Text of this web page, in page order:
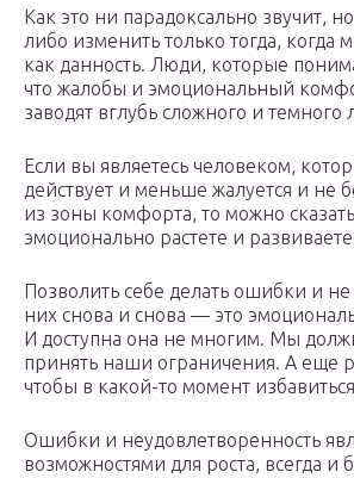
Как это ни парадоксально звучит,
либо изменить только тогда, когда
как данность. Люди, которые
что жалобы и эмоциональный
заводят вглубь сложного и темного
Если вы являетесь человеком,
действует и меньше жалуется и не
из зоны комфорта, то можно
эмоционально растете и
Позволить себе делать ошибки и не
них снова и снова — это
И доступна она не многим. Мы
принять наши ограничения. А еще
чтобы в какой-то момент
Ошибки и неудовлетворенность
возможностями для роста, всегда и